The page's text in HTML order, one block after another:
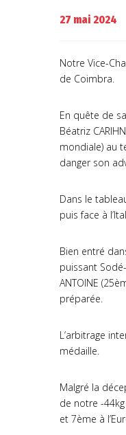
27 mai 2024
Notre Vice-
de Coimbra.
En quête de
Béatriz
mondiale) au
danger son
Dans le
puis face à
Bien entré
puissant
ANTOINE
préparée.
L’arbitrage
médaille.
Malgré la
de notre -
et 7ème à